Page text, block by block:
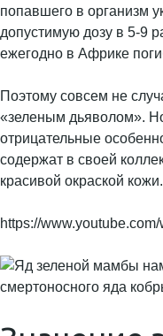
попавшего в организм
допустимую дозу в 5-9
ежегодно в Африке
Поэтому совсем не
«зеленым дьяволом».
отрицательные
содержат в своей
красивой окраской кожи.
https://